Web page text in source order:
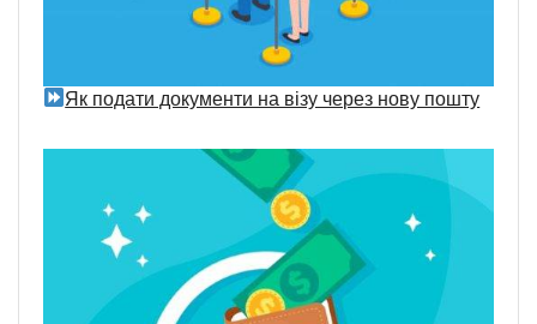
Як подати документи на візу через нову пошту